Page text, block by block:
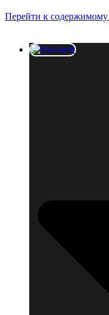
Перейти к содержимому